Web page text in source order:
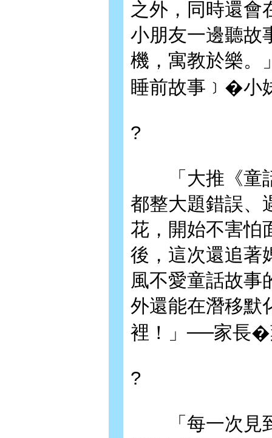
之外，同時還會
小朋友一邊聽故
機，寓教於樂。
睡前故事﹞�小
?
「大推《童話
都整大題錯誤、
花，開始不害怕
後，這次還追著
風不愛童話故
外還能在潛移默
裡！」──家長�
?
「每一次見到